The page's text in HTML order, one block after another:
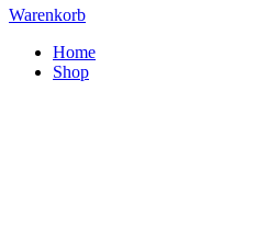
Warenkorb
Home
Shop